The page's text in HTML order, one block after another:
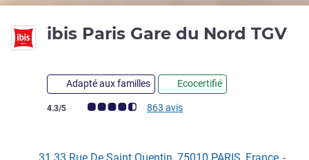
ibis Paris Gare du Nord TGV3
Adapté aux familles Ecocertifié
Note Avis clients (Note ALL)
4.3/5 863 avis